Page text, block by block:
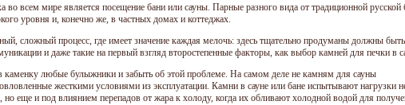
всем мире является посещение бани или сауны. Парные разного вида от традиционной русской
уровня и, конечно же, в частных домах и коттеджах.
сложный процесс, где имеет значение каждая мелочь: здесь тщательно продуманы должны
и даже такие на первый взгляд второстепенные факторы, как выбор камней для печки в
каменку любые булыжники и забыть об этой проблеме. На самом деле не камням для сауны
жесткими условиями из эксплуатации. Камни в сауне или бане испытывают нагрузки
но еще и под влиянием перепадов от жара к холоду, когда их обливают холодной водой для